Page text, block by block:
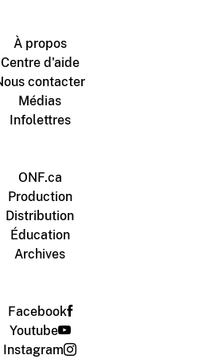
À propos
Centre d'aide
contacter
Médias
Infolettres
ONF.ca
Production
Distribution
Éducation
Archives
Facebook
Youtube
Instagram